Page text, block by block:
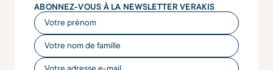
ABONNEZ-VOUS À LA NEWSLETTER VERAKIS
Votre prénom
Votre nom de famille
Votre adresse e-mail